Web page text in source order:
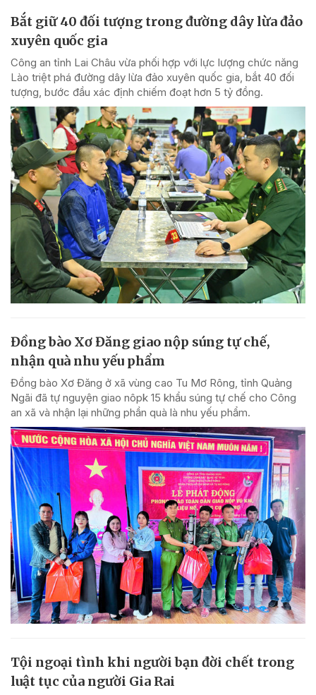
Bắt giữ 40 đối tượng trong đường dây lừa đảo
xuyên quốc gia
Công an tỉnh Lai Châu vừa phối hợp với lực lượng chức năng
Lào triệt phá đường dây lừa đảo xuyên quốc gia, bắt 40 đối
tượng, bước đầu xác định chiếm đoạt hơn 5 tỷ đồng.
Đồng bào Xơ Đăng giao nộp súng tự chế,
nhận quà nhu yếu phẩm
Đồng bào Xơ Đăng ở xã vùng cao Tu Mơ Rông, tỉnh Quảng
Ngãi đã tự nguyện giao nôpk 15 khẩu súng tự chế cho Công
an xã và nhận lại những phần quà là nhu yếu phẩm.
Tội ngoại tình khi người bạn đời chết trong
luật tục của người Gia Rai